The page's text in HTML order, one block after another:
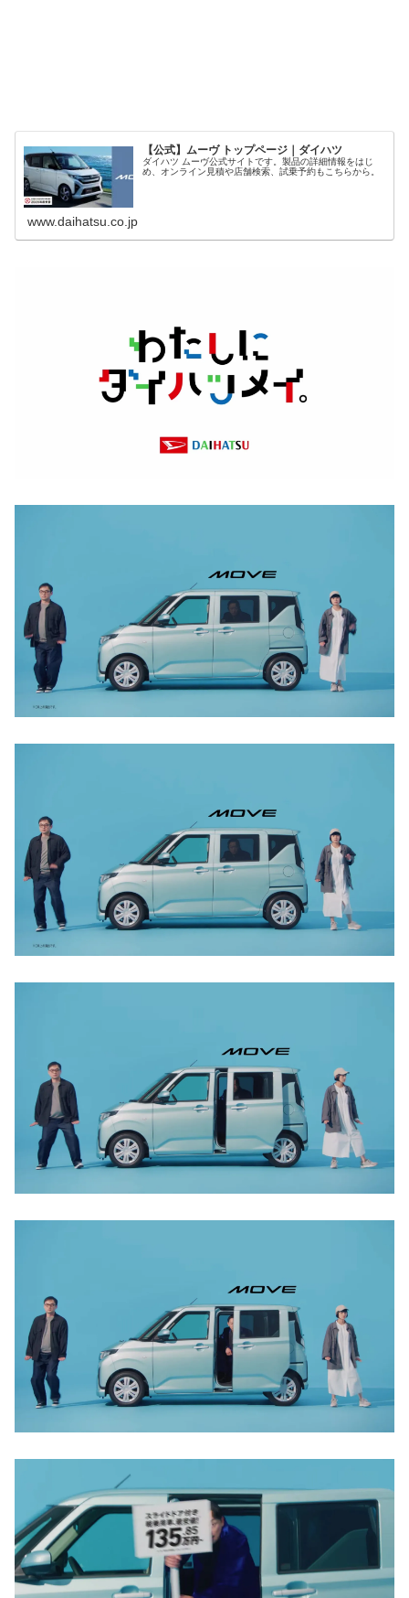
【公式】ムーヴ トップページ｜ダイハツ
ダイハツ ムーヴ公式サイトです。製品の詳細情報をはじ
め、オンライン見積や店舗検索、試乗予約もこちらから。
www.daihatsu.co.jp